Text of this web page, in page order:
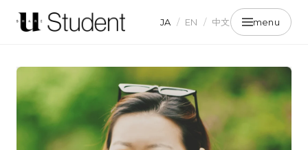
JA / EN / 中文 menu